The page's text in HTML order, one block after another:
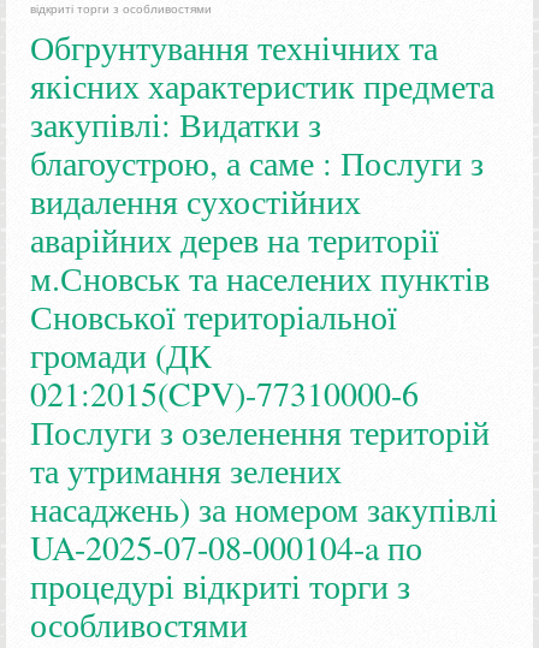
відкриті торги з особливостями
Обгрунтування технічних та
якісних характеристик предмета
закупівлі: Видатки з
благоустрою, а саме : Послуги з
видалення сухостійних
аварійних дерев на території
м.Сновськ та населених пунктів
Сновської територіальної
громади (ДК
021:2015(CPV)-77310000-6
Послуги з озеленення територій
та утримання зелених
насаджень) за номером закупівлі
UA-2025-07-08-000104-a по
процедурі відкриті торги з
особливостями